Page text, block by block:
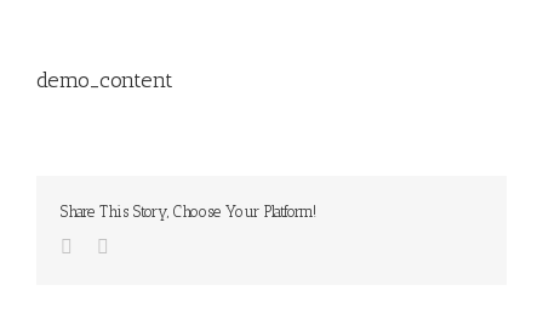
demo_content
Share This Story, Choose Your Platform!